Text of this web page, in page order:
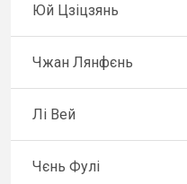
Юй Цзіцзянь
Чжан Лянфєнь
Лі Вей
Чєнь Фулі